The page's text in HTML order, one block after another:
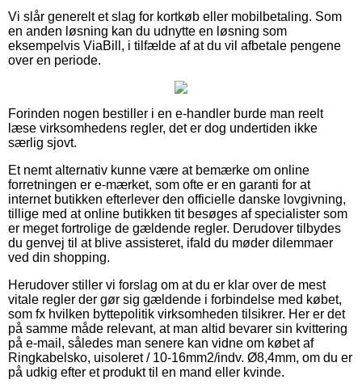
Vi slår generelt et slag for kortkøb eller mobilbetaling. Som
en anden løsning kan du udnytte en løsning som
eksempelvis ViaBill, i tilfælde af at du vil afbetale pengene
over en periode.
Forinden nogen bestiller i en e-handler burde man reelt
læse virksomhedens regler, det er dog undertiden ikke
særlig sjovt.
Et nemt alternativ kunne være at bemærke om online
forretningen er e-mærket, som ofte er en garanti for at
internet butikken efterlever den officielle danske lovgivning,
tillige med at online butikken tit besøges af specialister som
er meget fortrolige de gældende regler. Derudover tilbydes
du genvej til at blive assisteret, ifald du møder dilemmaer
ved din shopping.
Herudover stiller vi forslag om at du er klar over de mest
vitale regler der gør sig gældende i forbindelse med købet,
som fx hvilken byttepolitik virksomheden tilsikrer. Her er det
på samme måde relevant, at man altid bevarer sin kvittering
på e-mail, således man senere kan vidne om købet af
Ringkabelsko, uisoleret / 10-16mm2/indv. Ø8,4mm, om du er
på udkig efter et produkt til en mand eller kvinde.